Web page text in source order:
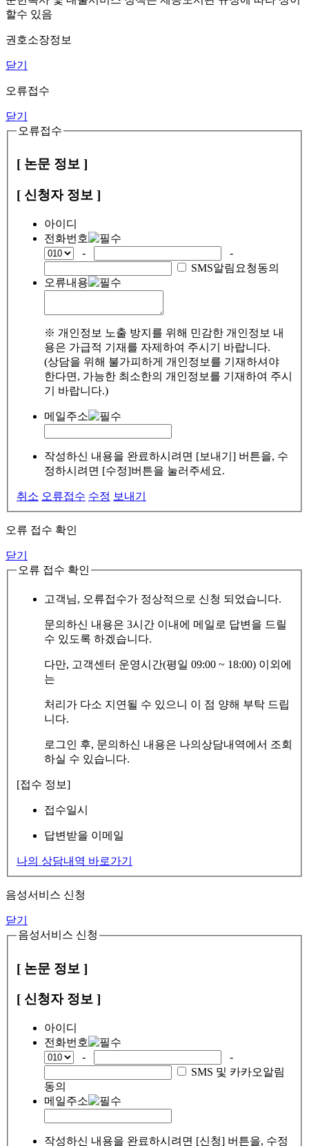
할수 있음
권호소장정보
닫기
오류접수
닫기
오류접수
[ 논문 정보 ]
[ 신청자 정보 ]
아이디
전화번호
-
-
SMS알림요청동의
오류내용
※ 개인정보 노출 방지를 위해 민감한 개인정보 내
용은 가급적 기재를 자제하여 주시기 바랍니다.
(상담을 위해 불가피하게 개인정보를 기재하셔야
한다면, 가능한 최소한의 개인정보를 기재하여 주시
기 바랍니다.)
메일주소
작성하신 내용을 완료하시려면 [보내기] 버튼을, 수
정하시려면 [수정]버튼을 눌러주세요.
취소 오류접수 수정 보내기
오류 접수 확인
닫기
오류 접수 확인
고객님, 오류접수가 정상적으로 신청 되었습니다.
문의하신 내용은 3시간 이내에 메일로 답변을 드릴
수 있도록 하겠습니다.
다만, 고객센터 운영시간(평일 09:00 ~ 18:00) 이외에
는
처리가 다소 지연될 수 있으니 이 점 양해 부탁 드립
니다.
로그인 후, 문의하신 내용은 나의상담내역에서 조회
하실 수 있습니다.
[접수 정보]
접수일시
답변받을 이메일
나의 상담내역 바로가기
음성서비스 신청
닫기
음성서비스 신청
[ 논문 정보 ]
[ 신청자 정보 ]
아이디
전화번호
-
-
SMS 및 카카오알림
동의
메일주소
작성하신 내용을 완료하시려면 [신청] 버튼을, 수정